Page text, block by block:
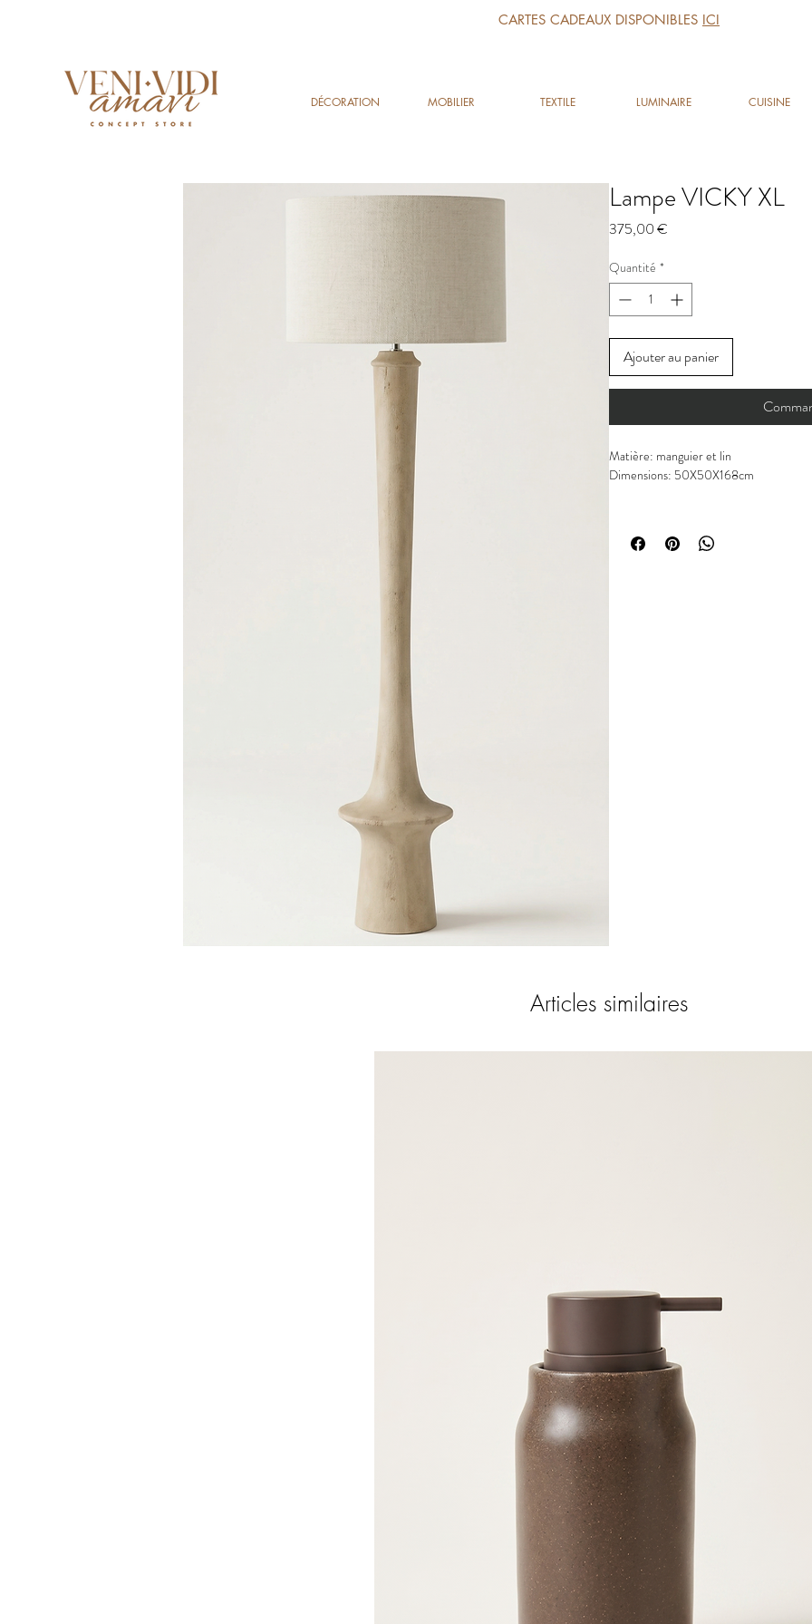
CARTES CADEAUX DISPONIBLES ICI
DÉCORATION MOBILIER TEXTILE LUMINAIRE CUISINE
Lampe VICKY XL
375,00 €
Quantité *
Ajouter au panier
Matière: manguier et lin
Dimensions: 50X50X168cm
Les articles peuvent présenter de
matières naturelles ou à la fabrication.
Articles similaires